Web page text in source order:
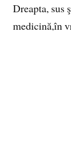
Dreapta, sus
medicină,în